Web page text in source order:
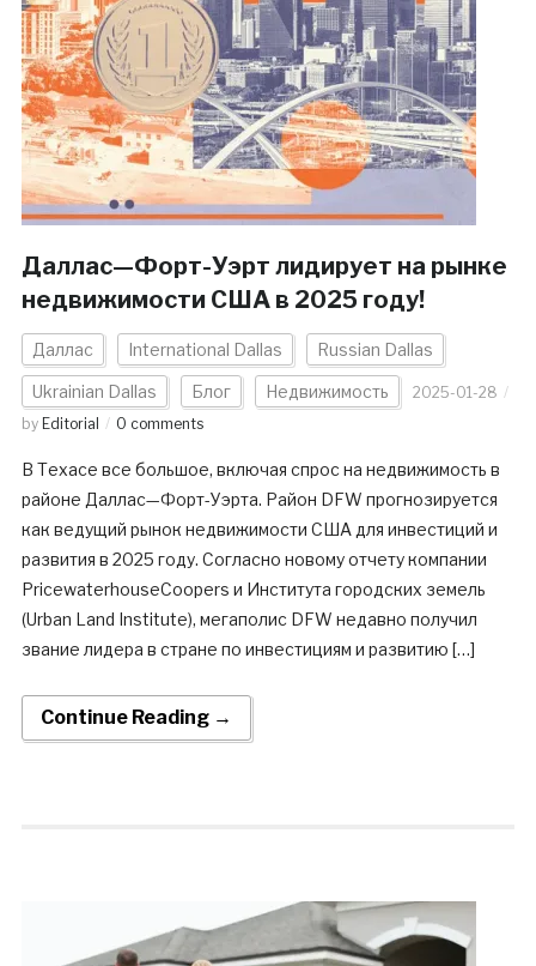
Даллас—Форт-Уэрт лидирует на рынке
недвижимости США в 2025 году!
Даллас International Dallas Russian Dallas
Ukrainian Dallas Блог Недвижимость
2025-01-28
by Editorial 0 comments
В Техасе все большое, включая спрос на недвижимость в
районе Даллас—Форт-Уэрта. Район DFW прогнозируется
как ведущий рынок недвижимости США для инвестиций и
развития в 2025 году. Согласно новому отчету компании
PricewaterhouseCoopers и Института городских земель
(Urban Land Institute), мегаполис DFW недавно получил
звание лидера в стране по инвестициям и развитию […]
Continue Reading →